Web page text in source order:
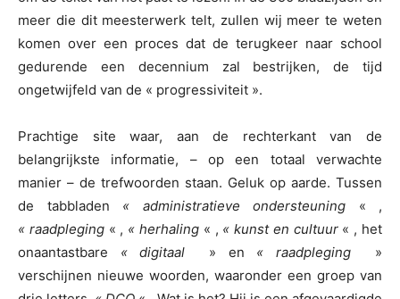
meer die dit meesterwerk telt, zullen wij meer te weten
komen over een proces dat de terugkeer naar school
gedurende een decennium zal bestrijken, de tijd
ongetwijfeld van de « progressiviteit ».
Prachtige site waar, aan de rechterkant van de
belangrijkste informatie, – op een totaal verwachte
manier – de trefwoorden staan. Geluk op aarde. Tussen
de tabbladen « administratieve ondersteuning « ,
« raadpleging « , « herhaling « , « kunst en cultuur « , het
onaantastbare « digitaal » en « raadpleging
»
verschijnen nieuwe woorden, waaronder een groep van